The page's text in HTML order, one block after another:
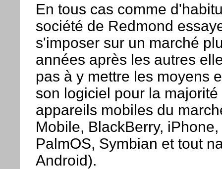
En tous cas comme
société de Redmond
s'imposer sur un marché
années après les autres
pas à y mettre les moyens
son logiciel pour la majorité
appareils mobiles du
Mobile, BlackBerry, iPhone,
PalmOS, Symbian et tout
Android).